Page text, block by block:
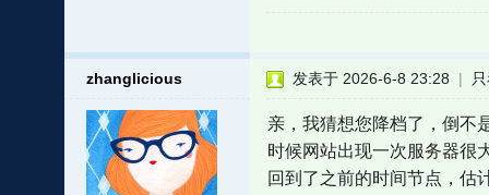
zhanglicious 发表于 2026-6-8 23:28 |
亲，我猜想您降档了，倒不
时候网站出现一次服务器很
回到了之前的时间节点，